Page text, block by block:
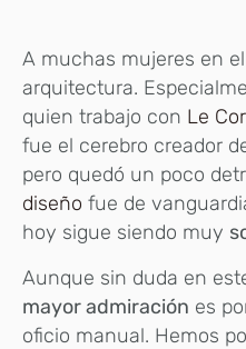
A muchas mujeres en
arquitectura.
quien trabajo con Le
fue el cerebro creador
pero quedó un poco
diseño fue de
hoy sigue siendo muy
Aunque sin duda en
mayor admiración es
oficio manual. Hemos